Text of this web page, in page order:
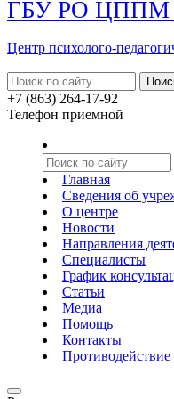
ГБУ РО ЦППМ
Центр психолого-
+7 (863) 264-17-92
Телефон приемной
Главная
Сведения об
О центре
Новости
Направления
Специалисты
График
Статьи
Медиа
Помощь
Контакты